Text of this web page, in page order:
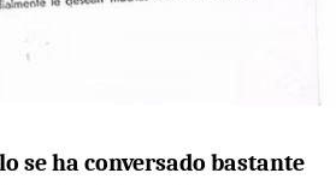
se ha conversado bastante